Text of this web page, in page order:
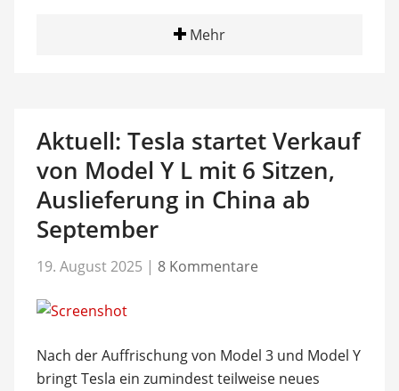
Mehr
Aktuell: Tesla startet Verkauf
von Model Y L mit 6 Sitzen,
Auslieferung in China ab
September
19. August 2025 | 8 Kommentare
Nach der Auffrischung von Model 3 und Model Y
bringt Tesla ein zumindest teilweise neues